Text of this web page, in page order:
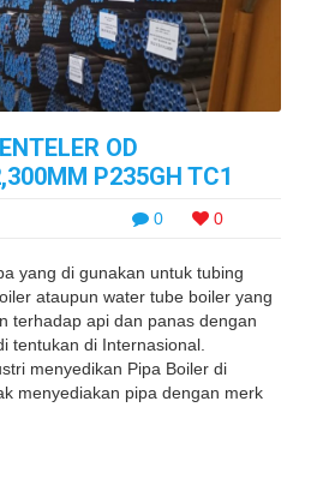
OD
P235GH TC1
0 0
yang di gunakan untuk tubing
ataupun water tube boiler yang
terhadap api dan panas dengan
tentukan di Internasional.
menyedikan Pipa Boiler di
menyediakan pipa dengan merk